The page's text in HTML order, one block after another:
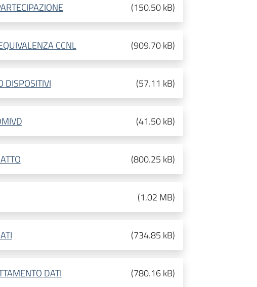
(150.50 kB)
CCNL (909.70 kB)
DISPOSITIVI (57.11 kB)
(41.50 kB)
(800.25 kB)
(1.02 MB)
(734.85 kB)
DATI (780.16 kB)